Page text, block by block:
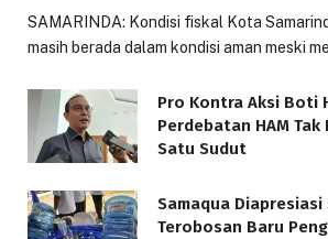
SAMARINDA: Kondisi fiskal Kota
masih berada dalam kondisi aman meski
Pro Kontra Aksi Boti
Perdebatan HAM
Satu Sudut
Samaqua
Terobosan Baru